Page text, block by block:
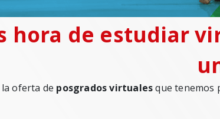
hora de estudiar
oferta de posgrados virtualesque tenemos